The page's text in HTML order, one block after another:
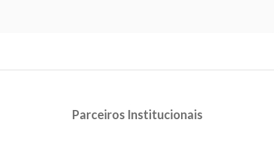
Parceiros Institucionais